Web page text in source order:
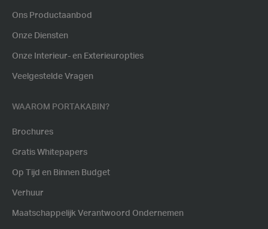
Ons Productaanbod
Onze Diensten
Onze Interieur- en Exterieuropties
Veelgestelde Vragen
WAAROM PORTAKABIN?
Brochures
Gratis Whitepapers
Op Tijd en Binnen Budget
Verhuur
Maatschappelijk Verantwoord Ondernemen